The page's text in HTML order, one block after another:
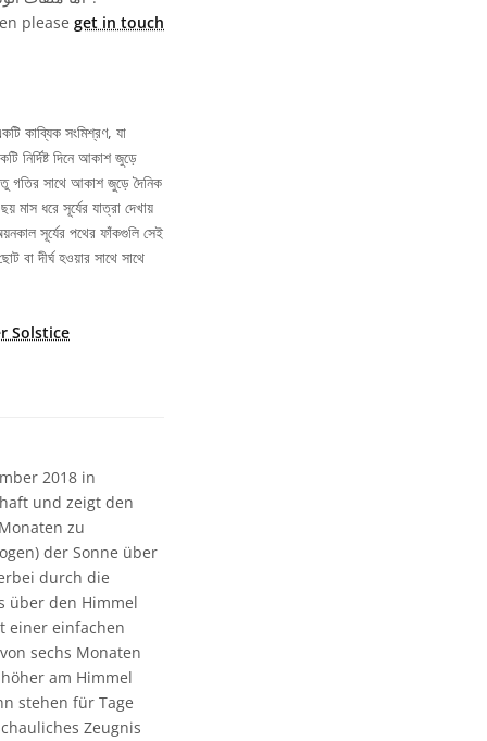
please get in touch
কাব্যিক সংমিশ্রণ, যা
নির্দিষ্ট দিনে আকাশ জুড়ে
গতির সাথে আকাশ জুড়ে দৈনিক
মাস ধরে সূর্যের যাত্রা দেখায়
সূর্যের পথের ফাঁকগুলি সেই
বা দীর্ঘ হওয়ার সাথে সাথে
Solstice
2018 in
und zeigt den
zu
der Sonne über
durch die
über den Himmel
einer einfachen
sechs Monaten
am Himmel
stehen für Tage
Zeugnis